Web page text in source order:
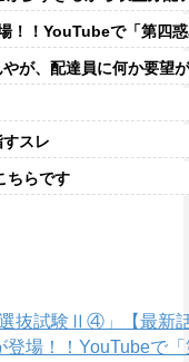
！！YouTubeで「第四
が、配達員に何か要望
スレ
ちらです
抜試験Ⅱ④」【最新
登場！！YouTubeで